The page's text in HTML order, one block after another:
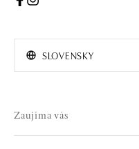
SLOVENSKY
Zaujíma vás